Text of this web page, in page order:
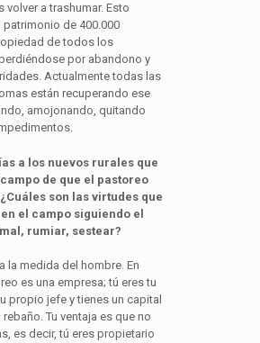
volver a trashumar. Esto
de 400.000
de todos los
por abandono y
Actualmente todas las
están recuperando ese
amojonando, quitando
a los nuevos rurales que
de que el pastoreo
son las virtudes que
el campo siguiendo el
rumiar, sestear?
la medida del hombre. En
es una empresa; tú eres tu
propio jefe y tienes un capital
Tu ventaja es que no
es decir, tú eres propietario